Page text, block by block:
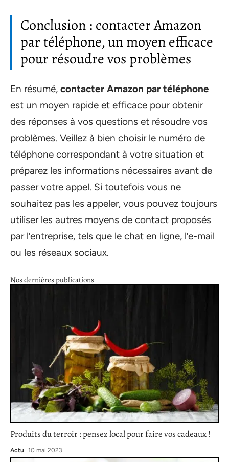
Conclusion : contacter Amazon
par téléphone, un moyen efficace
pour résoudre vos problèmes
En résumé, contacter Amazon par téléphone
est un moyen rapide et efficace pour obtenir
des réponses à vos questions et résoudre vos
problèmes. Veillez à bien choisir le numéro de
téléphone correspondant à votre situation et
préparez les informations nécessaires avant de
passer votre appel. Si toutefois vous ne
souhaitez pas les appeler, vous pouvez toujours
utiliser les autres moyens de contact proposés
par l’entreprise, tels que le chat en ligne, l’e-mail
ou les réseaux sociaux.
Nos dernières publications
Produits du terroir : pensez local pour faire vos cadeaux !
Actu 10 mai 2023